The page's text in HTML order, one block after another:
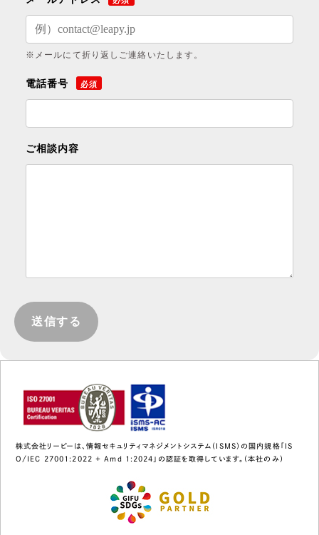
※メールにて折り返しご連絡いたします。
電話番号 必須
ご相談内容
株式会社リーピーは、情報セキュリティマネジメントシステム（ISMS）の国内規格「IS
O/IEC 27001:2022 + Amd 1:2024」の認証を取得しています。（本社のみ）